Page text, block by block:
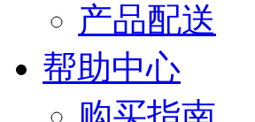
产品配送
帮助中心